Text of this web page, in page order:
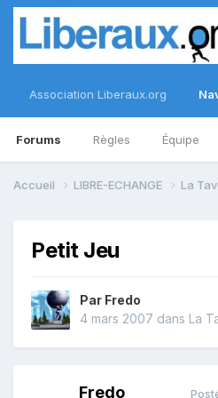
Association Liberaux.org
Forums Règles Équipe
Accueil LIBRE-ECHANGE La
Petit Jeu
Par Fredo
4 mars 2007 dans La
Fredo